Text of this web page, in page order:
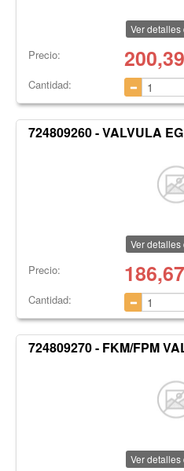
Ver detalles
Precio: 200,39
Cantidad:
724809260 - VALVULA
Ver detalles
Precio: 186,67
Cantidad:
724809270 - FKM/FPM
Ver detalles